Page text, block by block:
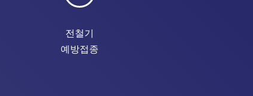
전철기
예방접종